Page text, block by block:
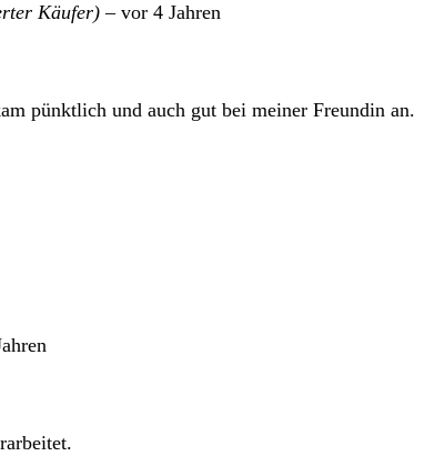
Käufer) – vor 4 Jahren
pünktlich und auch gut bei meiner Freundin an.